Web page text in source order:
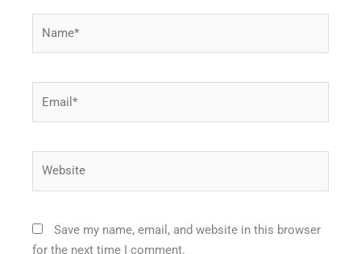
Save my name, email, and website in this browser
for the next time I comment.